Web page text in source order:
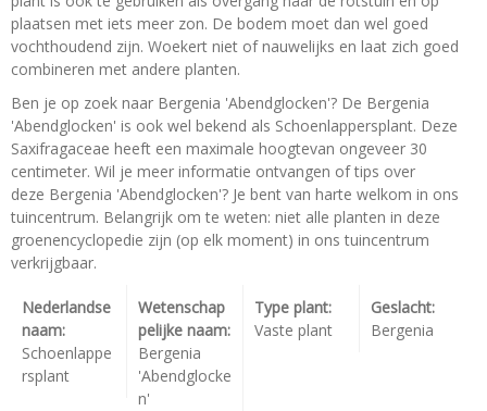
plaatsen met iets meer zon. De bodem moet dan wel goed
vochthoudend zijn. Woekert niet of nauwelijks en laat zich goed
combineren met andere planten.
Ben je op zoek naar Bergenia 'Abendglocken'? De Bergenia
'Abendglocken' is ook wel bekend als Schoenlappersplant. Deze
Saxifragaceae heeft een maximale hoogtevan ongeveer 30
centimeter. Wil je meer informatie ontvangen of tips over
deze Bergenia 'Abendglocken'? Je bent van harte welkom in ons
tuincentrum. Belangrijk om te weten: niet alle planten in deze
groenencyclopedie zijn (op elk moment) in ons tuincentrum
verkrijgbaar.
Nederlandse
naam:
Schoenlappe
rsplant
Wetenschap
pelijke naam:
Bergenia
'Abendglocke
n'
Type plant:
Vaste plant
Geslacht:
Bergenia